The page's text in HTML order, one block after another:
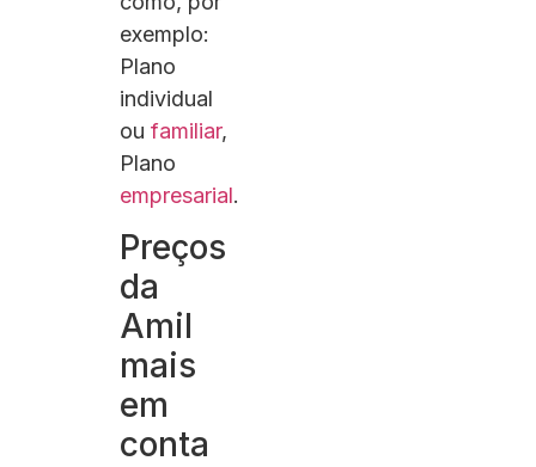
exemplo:
Plano
individual
ou familiar,
Plano
empresarial.
Preços
da
Amil
mais
em
conta